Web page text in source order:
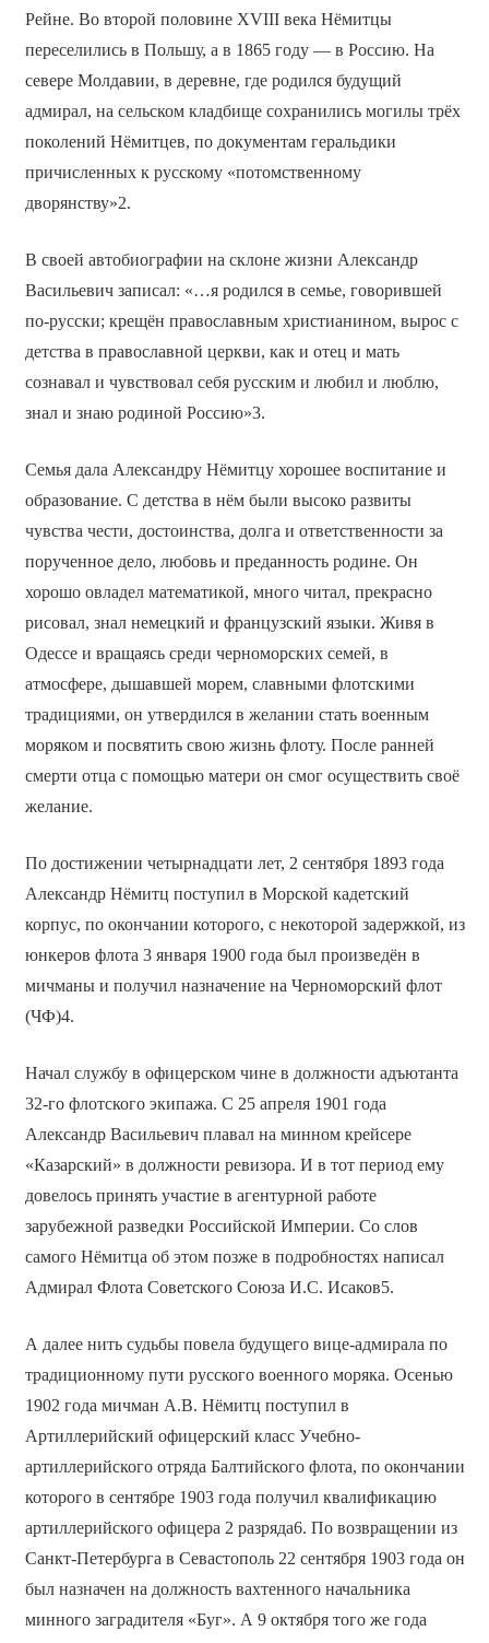
Рейне. Во второй половине XVIII века Нёмитцы
переселились в Польшу, а в 1865 году — в Россию. На
севере Молдавии, в деревне, где родился будущий
адмирал, на сельском кладбище сохранились могилы трёх
поколений Нёмитцев, по документам геральдики
причисленных к русскому «потомственному
дворянству»2.
В своей автобиографии на склоне жизни Александр
Васильевич записал: «…я родился в семье, говорившей
по-русски; крещён православным христианином, вырос с
детства в православной церкви, как и отец и мать
сознавал и чувствовал себя русским и любил и люблю,
знал и знаю родиной Россию»3.
Семья дала Александру Нёмитцу хорошее воспитание и
образование. С детства в нём были высоко развиты
чувства чести, достоинства, долга и ответственности за
порученное дело, любовь и преданность родине. Он
хорошо овладел математикой, много читал, прекрасно
рисовал, знал немецкий и французский языки. Живя в
Одессе и вращаясь среди черноморских семей, в
атмосфере, дышавшей морем, славными флотскими
традициями, он утвердился в желании стать военным
моряком и посвятить свою жизнь флоту. После ранней
смерти отца с помощью матери он смог осуществить своё
желание.
По достижении четырнадцати лет, 2 сентября 1893 года
Александр Нёмитц поступил в Морской кадетский
корпус, по окончании которого, с некоторой задержкой, из
юнкеров флота 3 января 1900 года был произведён в
мичманы и получил назначение на Черноморский флот
(ЧФ)4.
Начал службу в офицерском чине в должности адъютанта
32-го флотского экипажа. С 25 апреля 1901 года
Александр Васильевич плавал на минном крейсере
«Казарский» в должности ревизора. И в тот период ему
довелось принять участие в агентурной работе
зарубежной разведки Российской Империи. Со слов
самого Нёмитца об этом позже в подробностях написал
Адмирал Флота Советского Союза И.С. Исаков5.
А далее нить судьбы повела будущего вице-адмирала по
традиционному пути русского военного моряка. Осенью
1902 года мичман А.В. Нёмитц поступил в
Артиллерийский офицерский класс Учебно-
артиллерийского отряда Балтийского флота, по окончании
которого в сентябре 1903 года получил квалификацию
артиллерийского офицера 2 разряда6. По возвращении из
Санкт-Петербурга в Севастополь 22 сентября 1903 года он
был назначен на должность вахтенного начальника
минного заградителя «Буг». А 9 октября того же года